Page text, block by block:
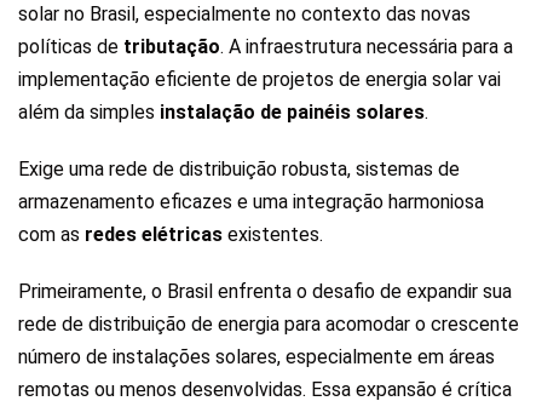
solar no Brasil, especialmente no contexto das novas
políticas de tributação. A infraestrutura necessária para a
implementação eficiente de projetos de energia solar vai
além da simples instalação de painéis solares.
Exige uma rede de distribuição robusta, sistemas de
armazenamento eficazes e uma integração harmoniosa
com as redes elétricas existentes.
Primeiramente, o Brasil enfrenta o desafio de expandir sua
rede de distribuição de energia para acomodar o crescente
número de instalações solares, especialmente em áreas
remotas ou menos desenvolvidas. Essa expansão é crítica